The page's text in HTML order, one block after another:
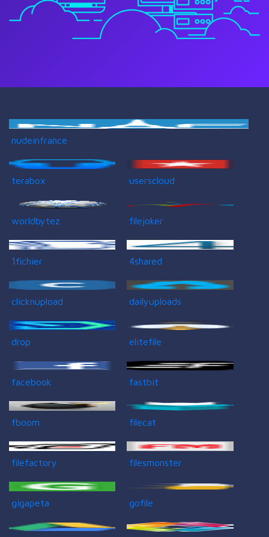
nudeinfrance
terabox userscloud
worldbytez filejoker
1fichier 4shared
clicknupload dailyuploads
drop elitefile
facebook fastbit
fboom filecat
filefactory filesmonster
gigapeta gofile